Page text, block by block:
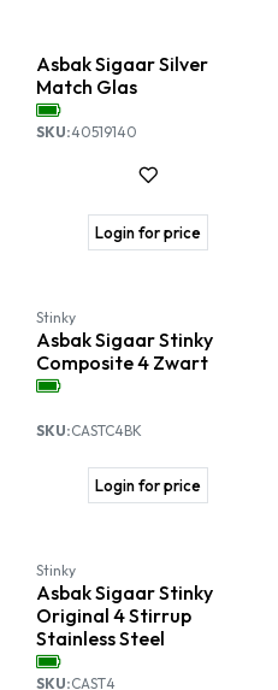
Asbak Sigaar Silver
Match Glas
SKU:40519140
Login for price
Stinky
Asbak Sigaar Stinky
Composite 4 Zwart
SKU:CASTC4BK
Login for price
Stinky
Asbak Sigaar Stinky
Original 4 Stirrup
Stainless Steel
SKU:CAST4